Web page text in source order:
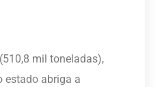
mil toneladas),
estado abriga a